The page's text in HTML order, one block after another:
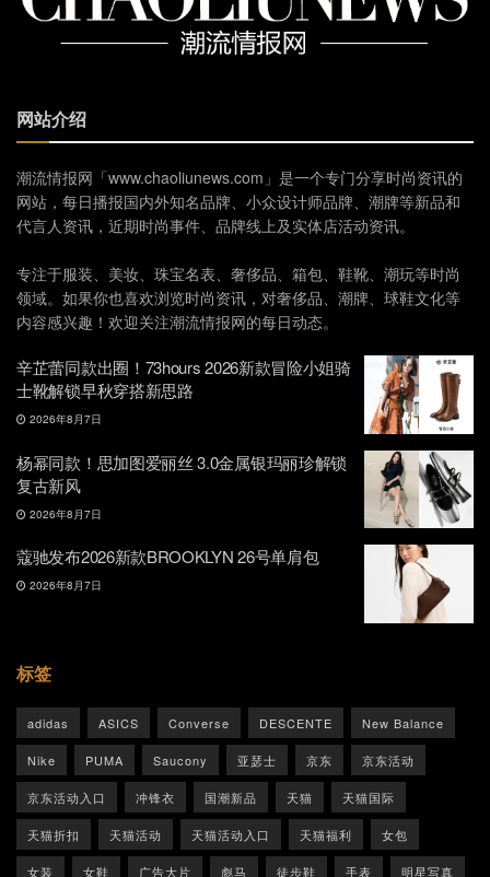
网站介绍
潮流情报网「www.chaoliunews.com」是一个专门分享时尚资讯的
网站，每日播报国内外知名品牌、小众设计师品牌、潮牌等新品和
代言人资讯，近期时尚事件、品牌线上及实体店活动资讯。
专注于服装、美妆、珠宝名表、奢侈品、箱包、鞋靴、潮玩等时尚
领域。如果你也喜欢浏览时尚资讯，对奢侈品、潮牌、球鞋文化等
内容感兴趣！欢迎关注潮流情报网的每日动态。
辛芷蕾同款出圈！73hours 2026新款冒险小姐骑
士靴解锁早秋穿搭新思路
2026年8月7日
杨幂同款！思加图爱丽丝 3.0金属银玛丽珍解锁
复古新风
2026年8月7日
蔻驰发布2026新款BROOKLYN 26号单肩包
2026年8月7日
标签
adidas ASICS Converse DESCENTE New Balance
Nike PUMA Saucony 亚瑟士 京东 京东活动
京东活动入口 冲锋衣 国潮新品 天猫 天猫国际
天猫折扣 天猫活动 天猫活动入口 天猫福利 女包
女装 女鞋 广告大片 彪马 徒步鞋 手表 明星写真